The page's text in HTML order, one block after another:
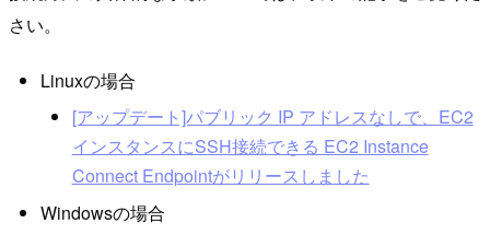
さい。
Linuxの場合
[アップデート]パブリック IP アドレスなしで、EC2
インスタンスにSSH接続できる EC2 Instance
Connect Endpointがリリースしました
Windowsの場合